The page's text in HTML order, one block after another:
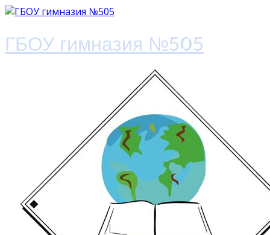
ГБОУ гимназия №505